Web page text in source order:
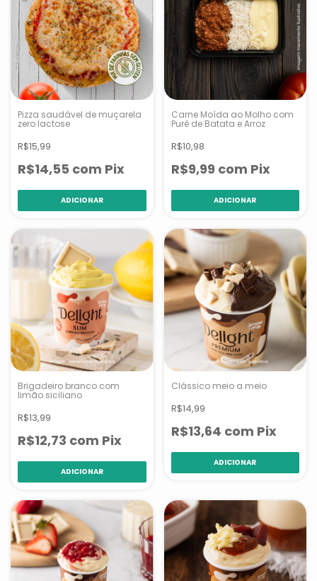
Pizza saudável de muçarela
zero lactose
R$15,99
R$14,55 com Pix
Carne Moída ao Molho com
Purê de Batata e Arroz
R$10,98
R$9,99 com Pix
Brigadeiro branco com
limão siciliano
R$13,99
R$12,73 com Pix
Clássico meio a meio
R$14,99
R$13,64 com Pix